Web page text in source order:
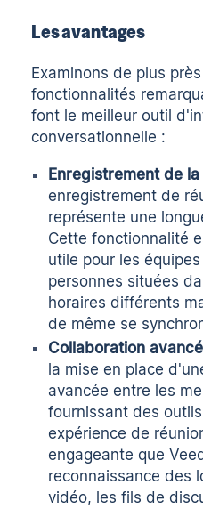
Les avantages
Examinons de plus
fonctionnalités
font le meilleur outil
conversationnelle :
Enregistrement de
enregistrement de
représente une
Cette fonctionnalité
utile pour les
personnes situées
horaires différents
de même se
Collaboration
la mise en place
avancée entre les
fournissant des
expérience de
engageante que
reconnaissance des
vidéo, les fils de